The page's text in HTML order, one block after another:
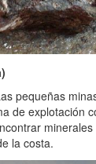
pequeñas
de explotación
la costa.